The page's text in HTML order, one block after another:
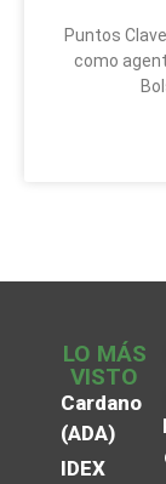
Puntos
como
LO MÁS
VISTO
Cardano
(ADA)
IDEX